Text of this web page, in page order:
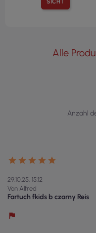
Alle
Anzahl
29.10.25, 15:12
Von Alfred
Fartuch fkids b czarny Reis